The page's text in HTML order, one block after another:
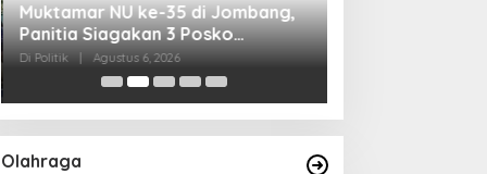
Muktamar NU ke-35 di Jombang,
Panitia Siagakan 3 Posko
Kesehatan 24 Jam
Di Politik Agustus 6, 2026
Olahraga